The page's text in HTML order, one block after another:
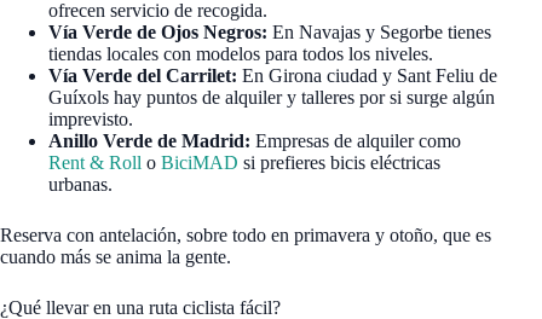
ofrecen servicio de recogida.
Vía Verde de Ojos Negros: En Navajas y Segorbe tienes
tiendas locales con modelos para todos los niveles.
Vía Verde del Carrilet: En Girona ciudad y Sant Feliu de
Guíxols hay puntos de alquiler y talleres por si surge algún
imprevisto.
Anillo Verde de Madrid: Empresas de alquiler como
Rent & Roll o BiciMAD si prefieres bicis eléctricas
urbanas.
Reserva con antelación, sobre todo en primavera y otoño, que es
cuando más se anima la gente.
¿Qué llevar en una ruta ciclista fácil?